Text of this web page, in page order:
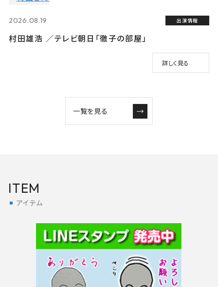
2026.08.19 出演情報
村田雄浩 ／テレビ朝日「徹子の部屋」
詳しく見る
一覧を見る
ITEM
アイテム